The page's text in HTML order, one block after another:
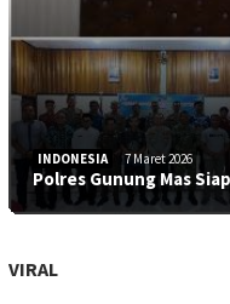
INDONESIA 7 Maret 2026
Polres Gunung Mas
VIRAL